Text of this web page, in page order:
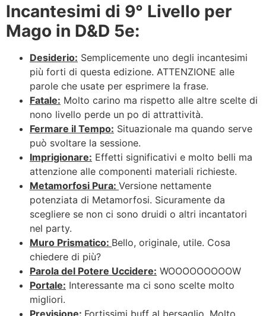
Incantesimi di 9° Livello per
Mago in D&D 5e:
Desiderio: Semplicemente uno degli incantesimi
più forti di questa edizione. ATTENZIONE alle
parole che usate per esprimere la frase.
Fatale: Molto carino ma rispetto alle altre scelte di
nono livello perde un po di attrattività.
Fermare il Tempo: Situazionale ma quando serve
può svoltare la sessione.
Imprigionare: Effetti significativi e molto belli ma
attenzione alle componenti materiali richieste.
Metamorfosi Pura: Versione nettamente
potenziata di Metamorfosi. Sicuramente da
scegliere se non ci sono druidi o altri incantatori
nel party.
Muro Prismatico: Bello, originale, utile. Cosa
chiedere di più?
Parola del Potere Uccidere: WOOOOOOOOOW
Portale: Interessante ma ci sono scelte molto
migliori.
Previsione: Fortissimi buff al bersaglio. Molto